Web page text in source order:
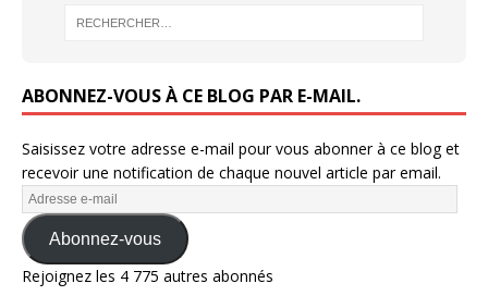
ABONNEZ-VOUS À CE BLOG PAR E-MAIL.
Saisissez votre adresse e-mail pour vous abonner à ce blog et
recevoir une notification de chaque nouvel article par email.
Abonnez-vous
Rejoignez les 4 775 autres abonnés